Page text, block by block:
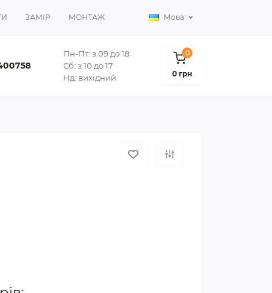
ЗАМІР МОНТАЖ Мова
Пн-Пт: з 09 до 18
Сб: з 10 до 17
Нд: вихідний
0
0 грн